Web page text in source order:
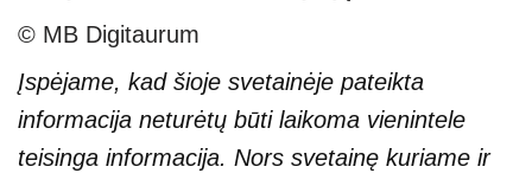
© MB Digitaurum
Įspėjame, kad šioje svetainėje pateikta
informacija neturėtų būti laikoma vienintele
teisinga informacija. Nors svetainę kuriame ir